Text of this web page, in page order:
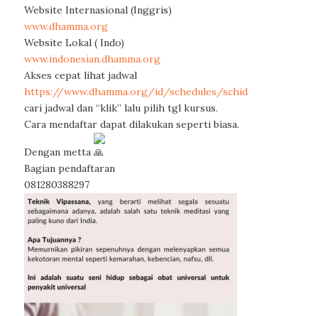
Website Internasional (Inggris)
www.dhamma.org
Website Lokal ( Indo)
www.indonesian.dhamma.org
Akses cepat lihat jadwal
https://www.dhamma.org/id/schedules/schid
cari jadwal dan “klik” lalu pilih tgl kursus.
Cara mendaftar dapat dilakukan seperti biasa.
Dengan metta
Bagian pendaftaran
081280388297